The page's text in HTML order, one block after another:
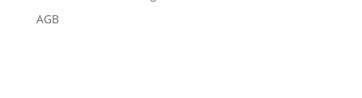
AGB